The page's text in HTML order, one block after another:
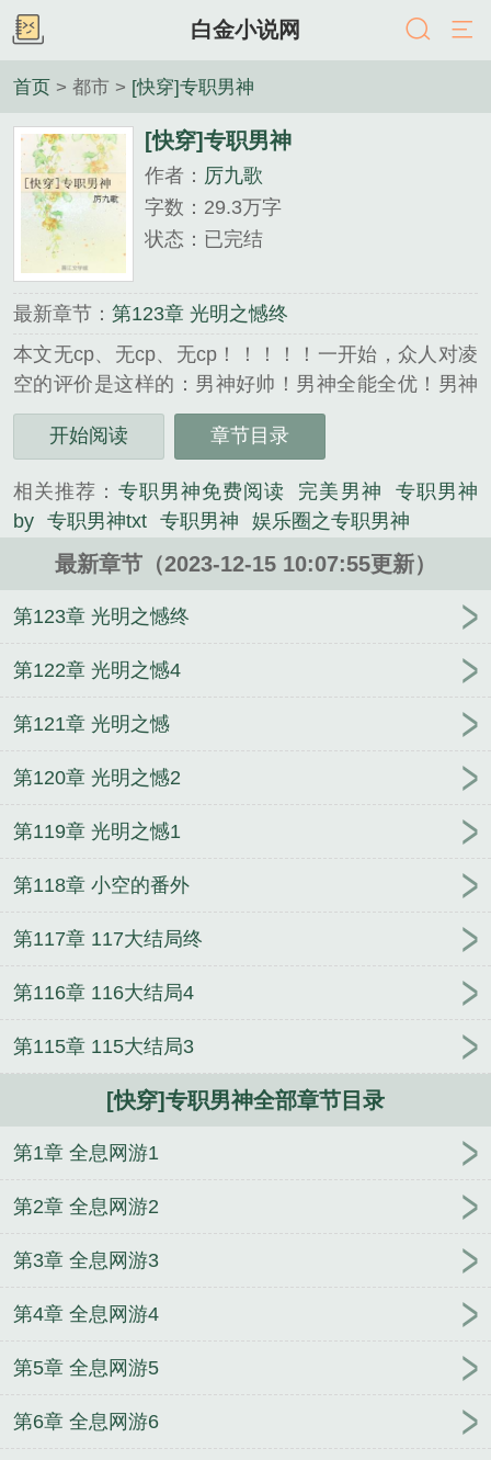
白金小说网
首页 > 都市 > [快穿]专职男神
[快穿]专职男神
作者： 厉九歌
字数：29.3万字
状态：已完结
最新章节： 第123章 光明之憾终
本文无cp、无cp、无cp！！！！！一开始，众人对凌
空的评价是这样的：男神好帅！男神全能全优！男神
真是正直善良！男神拥有世间最美好的品质！但是当
凌空走过越来越多的世界，经历过越来越多奇奇怪怪
《[快穿]专职男神》是厉九歌精心创作的都市类小说。
开始阅读 章节目录
相关推荐： 专职男神免费阅读 完美男神
专职男神
by 专职男神txt 专职男神 娱乐圈之专职男神
最新章节（2023-12-15 10:07:55更新）
第123章 光明之憾终
第122章 光明之憾4
第121章 光明之憾
第120章 光明之憾2
第119章 光明之憾1
第118章 小空的番外
第117章 117大结局终
第116章 116大结局4
第115章 115大结局3
[快穿]专职男神全部章节目录
第1章 全息网游1
第2章 全息网游2
第3章 全息网游3
第4章 全息网游4
第5章 全息网游5
第6章 全息网游6